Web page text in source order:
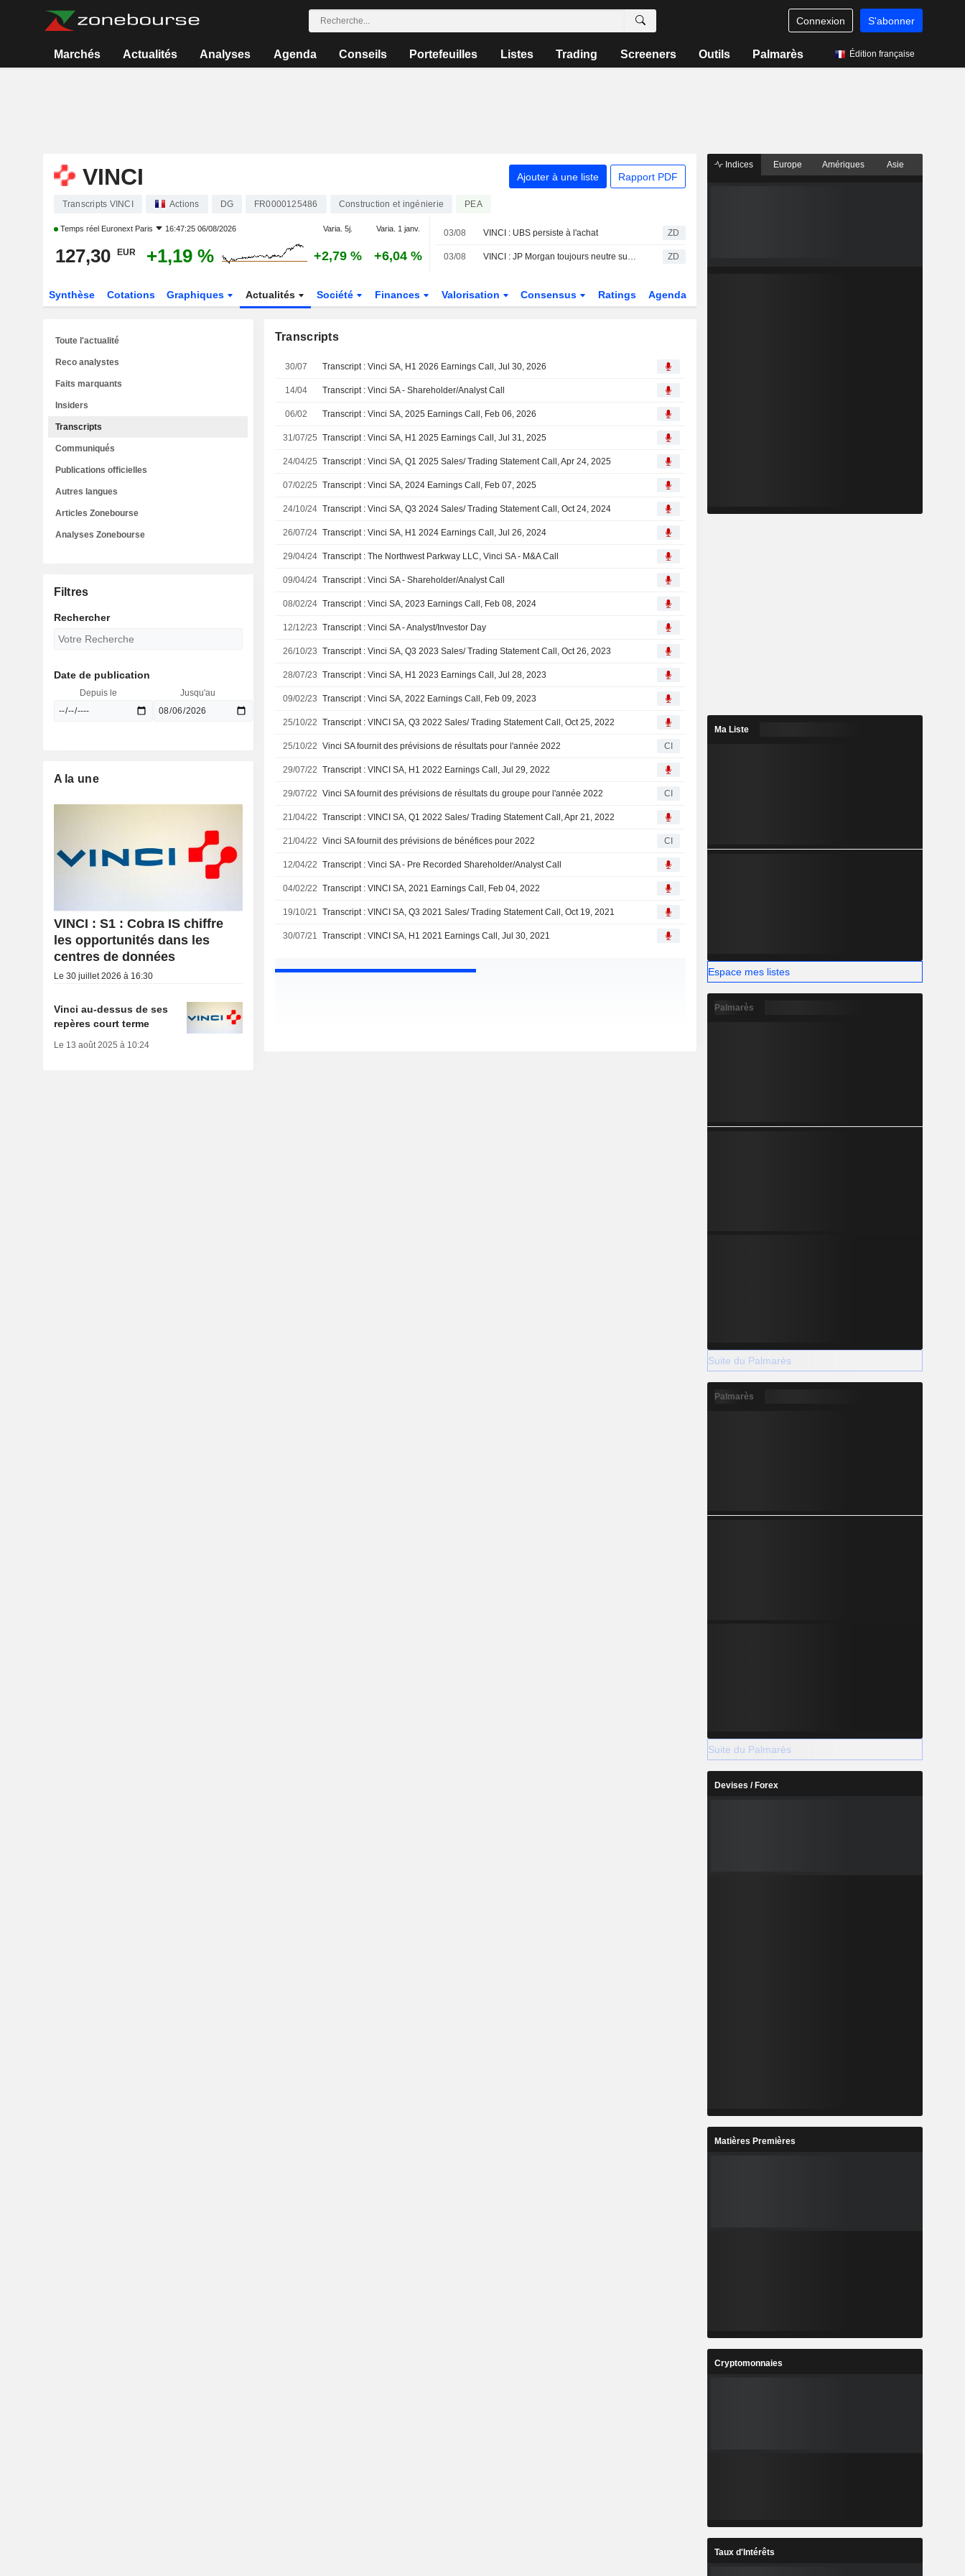
Connexion S'abonner
Marchés Actualités Analyses Agenda Conseils Portefeuilles Listes Trading Screeners Outils Palmarès Édition française
VINCI Ajouter à une liste Rapport PDF
Transcripts VINCI Actions DG FR0000125486 Construction et ingénierie PEA
Temps réel Euronext Paris 16:47:25 06/08/2026 Varia. 5j. Varia. 1 janv.
127,30 EUR +1,19 % +2,79 % +6,04 %
03/08 VINCI : UBS persiste à l'achat ZD
03/08 VINCI : JP Morgan toujours neutre sur le dossier ZD
Synthèse Cotations Graphiques Actualités Société Finances Valorisation Consensus Ratings Agenda
Transcripts
30/07 Transcript : Vinci SA, H1 2026 Earnings Call, Jul 30, 2026
14/04 Transcript : Vinci SA - Shareholder/Analyst Call
06/02 Transcript : Vinci SA, 2025 Earnings Call, Feb 06, 2026
31/07/25 Transcript : Vinci SA, H1 2025 Earnings Call, Jul 31, 2025
24/04/25 Transcript : Vinci SA, Q1 2025 Sales/ Trading Statement Call, Apr 24, 2025
07/02/25 Transcript : Vinci SA, 2024 Earnings Call, Feb 07, 2025
24/10/24 Transcript : Vinci SA, Q3 2024 Sales/ Trading Statement Call, Oct 24, 2024
26/07/24 Transcript : Vinci SA, H1 2024 Earnings Call, Jul 26, 2024
29/04/24 Transcript : The Northwest Parkway LLC, Vinci SA - M&A Call
09/04/24 Transcript : Vinci SA - Shareholder/Analyst Call
08/02/24 Transcript : Vinci SA, 2023 Earnings Call, Feb 08, 2024
12/12/23 Transcript : Vinci SA - Analyst/Investor Day
26/10/23 Transcript : Vinci SA, Q3 2023 Sales/ Trading Statement Call, Oct 26, 2023
28/07/23 Transcript : Vinci SA, H1 2023 Earnings Call, Jul 28, 2023
09/02/23 Transcript : Vinci SA, 2022 Earnings Call, Feb 09, 2023
25/10/22 Transcript : VINCI SA, Q3 2022 Sales/ Trading Statement Call, Oct 25, 2022
25/10/22 Vinci SA fournit des prévisions de résultats pour l'année 2022 CI
29/07/22 Transcript : VINCI SA, H1 2022 Earnings Call, Jul 29, 2022
29/07/22 Vinci SA fournit des prévisions de résultats du groupe pour l'année 2022 CI
21/04/22 Transcript : VINCI SA, Q1 2022 Sales/ Trading Statement Call, Apr 21, 2022
21/04/22 Vinci SA fournit des prévisions de bénéfices pour 2022 CI
12/04/22 Transcript : Vinci SA - Pre Recorded Shareholder/Analyst Call
04/02/22 Transcript : VINCI SA, 2021 Earnings Call, Feb 04, 2022
19/10/21 Transcript : VINCI SA, Q3 2021 Sales/ Trading Statement Call, Oct 19, 2021
30/07/21 Transcript : VINCI SA, H1 2021 Earnings Call, Jul 30, 2021
Toute l'actualité
Reco analystes
Faits marquants
Insiders
Transcripts
Communiqués
Publications officielles
Autres langues
Articles Zonebourse
Analyses Zonebourse
Filtres
Rechercher
Date de publication
Depuis le Jusqu'au
A la une
VINCI : S1 : Cobra IS chiffre
les opportunités dans les
centres de données
Le 30 juillet 2026 à 16:30
Vinci au-dessus de ses
repères court terme
Le 13 août 2025 à 10:24
Indices Europe Amériques Asie
Ma Liste
Espace mes listes
Palmarès
Suite du Palmarès
Palmarès
Suite du Palmarès
Devises / Forex
Matières Premières
Cryptomonnaies
Taux d'Intérêts